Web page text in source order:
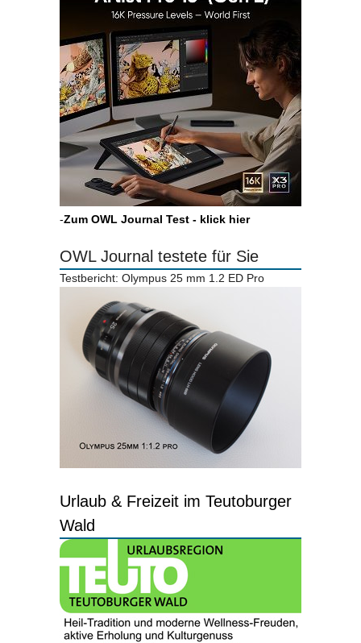
-Zum OWL Journal Test - klick hier
OWL Journal testete für Sie
Testbericht: Olympus 25 mm 1.2 ED Pro
Urlaub & Freizeit im Teutoburger
Wald